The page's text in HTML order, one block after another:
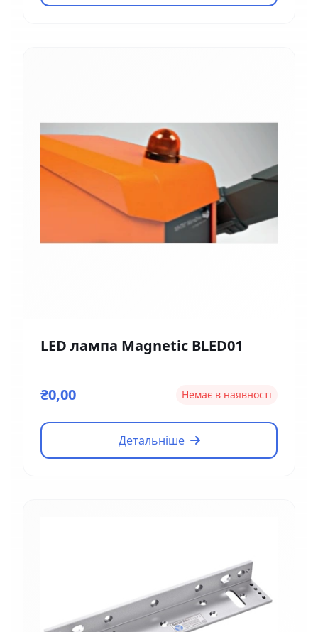
LED лампа Magnetic BLED01
₴0,00 Немає в наявності
Детальніше